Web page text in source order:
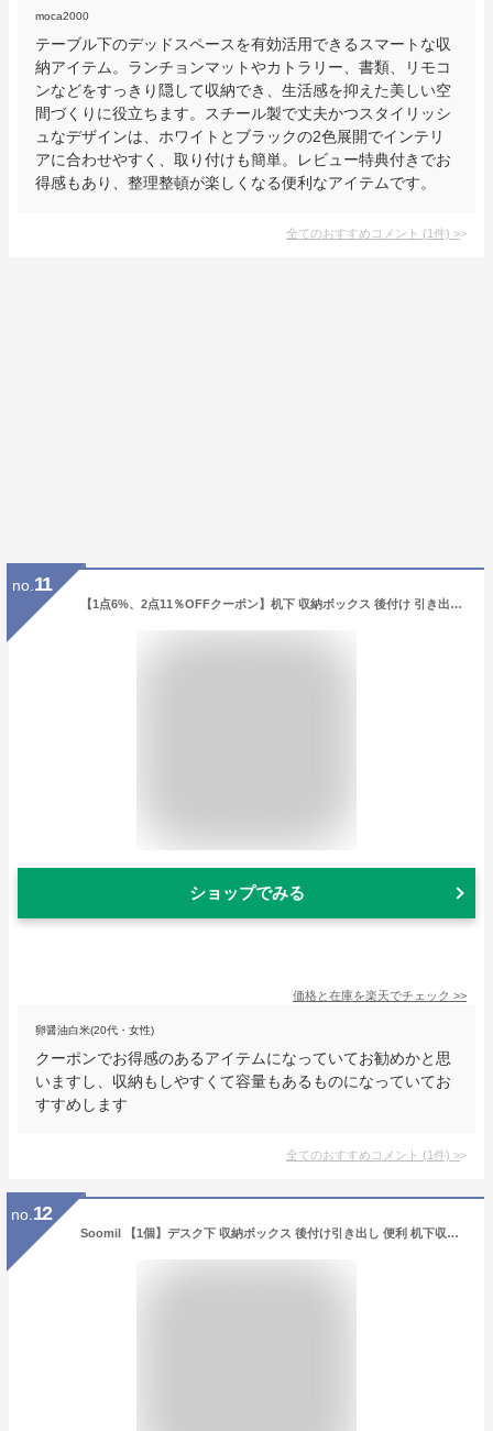
moca2000
テーブル下のデッドスペースを有効活用できるスマートな収
納アイテム。ランチョンマットやカトラリー、書類、リモコ
ンなどをすっきり隠して収納でき、生活感を抑えた美しい空
間づくりに役立ちます。スチール製で丈夫かつスタイリッシ
ュなデザインは、ホワイトとブラックの2色展開でインテリ
アに合わせやすく、取り付けも簡単。レビュー特典付きでお
得感もあり、整理整頓が楽しくなる便利なアイテムです。
全てのおすすめコメント (1件) >
no. 11
【1点6%、2点11％OFFクーポン】机下 収納ボックス 後付け 引き出し デスク下 収納ケース 後付け デスク下 収納ボックス デスク 収納トレー コスメ収納 机の下収納 取付け簡単 隠し式 小物整理 デスク整理 大容量 DIYオフィス収納 デスク収納
ショップでみる
価格と在庫を楽天でチェック >>
卵醤油白米(20代・女性)
クーポンでお得感のあるアイテムになっていてお勧めかと思
いますし、収納もしやすくて容量もあるものになっていてお
すすめします
全てのおすすめコメント (1件) >
no. 12
Soomil 【1個】デスク下 収納ボックス 後付け引き出し 便利 机下収納 【整理収納アドバイザー推薦】小物整理 事務用品 文房具 リモコン 食器収納 強力粘着 工具不要 簡単設置 両面テープ付き (透明, 20*23.5*7.2cm)